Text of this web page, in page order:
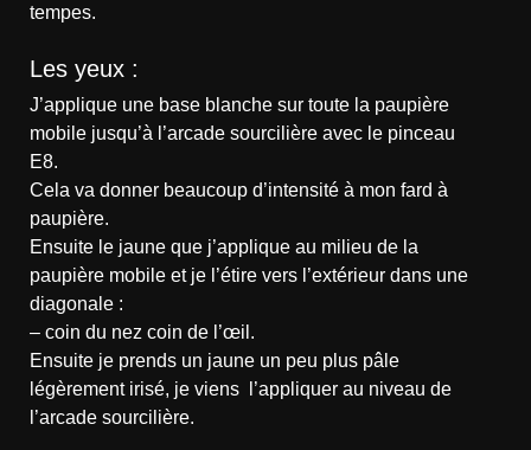
tempes.
Les yeux :
J’applique une base blanche sur toute la paupière
mobile jusqu’à l’arcade sourcilière avec le pinceau
E8.
Cela va donner beaucoup d’intensité à mon fard à
paupière.
Ensuite le jaune que j’applique au milieu de la
paupière mobile et je l’étire vers l’extérieur dans une
diagonale :
– coin du nez coin de l’œil.
Ensuite je prends un jaune un peu plus pâle
légèrement irisé, je viens l’appliquer au niveau de
l’arcade sourcilière.